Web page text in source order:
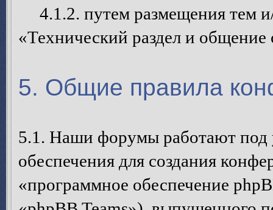
4.1.2. путем размещения тем
«Технический раздел и
5. Общие правила
5.1. Наши форумы работают под
обеспечения для создания
«программное обеспечение